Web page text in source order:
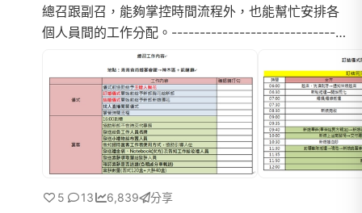
總召跟副召，能夠掌控時間流程外，也能幫忙安排各
個人員間的工作分配。-------------------------------
------------------------------------------【總召及副
召的選擇】1.一位需要是親戚，另一位可以選擇有能力
的朋友。2.組織能力強，能夠彈性安排事情的人。
【總召及副召工作細項】第一頁總召內容
5 13 6,839 分享